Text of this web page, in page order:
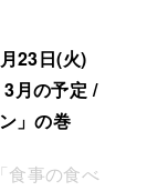
23日(火)
月の予定 /
」の巻
食事の食べ